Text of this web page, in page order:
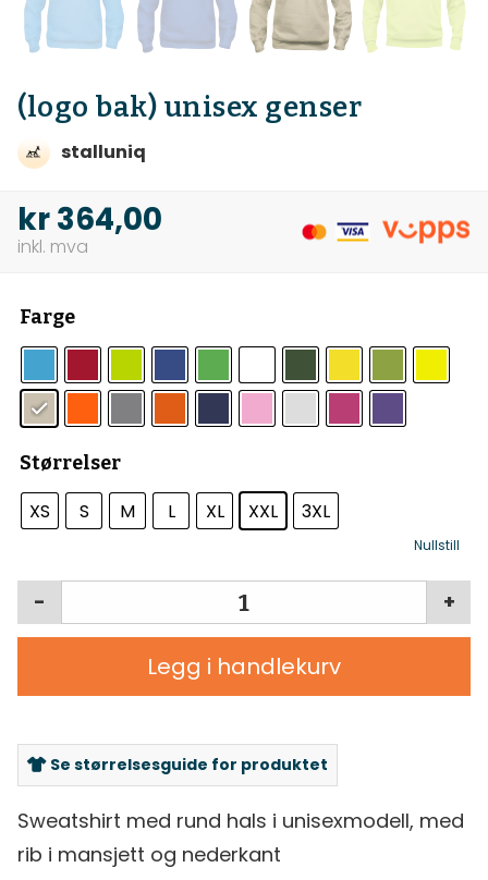
(logo bak) unisex genser
stalluniq
kr364,00
Farge
Størrelser
XS S M L XL XXL 3XL
Nullstill
+
-
Legg i handlekurv
Se størrelsesguide for produktet
Sweatshirt med rund hals i unisexmodell, med
rib i mansjett og nederkant